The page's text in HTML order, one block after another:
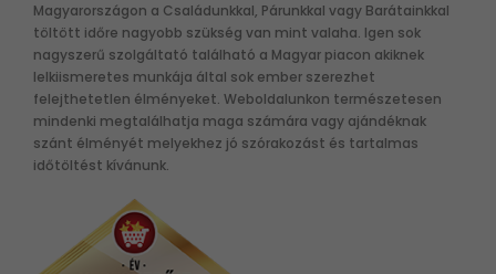
Magyarországon a Családunkkal, Párunkkal vagy Barátainkkal
töltött időre nagyobb szükség van mint valaha. Igen sok
nagyszerű szolgáltató található a Magyar piacon akiknek
lelkiismeretes munkája által sok ember szerezhet
felejthetetlen élményeket. Weboldalunkon természetesen
mindenki megtalálhatja maga számára vagy ajándéknak
szánt élményét melyekhez jó szórakozást és tartalmas
időtöltést kívánunk.